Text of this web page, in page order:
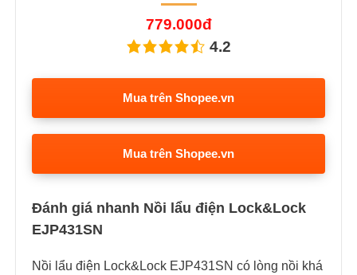
779.000đ
4.2
Mua trên Shopee.vn
Mua trên Shopee.vn
Đánh giá nhanh Nồi lẩu điện Lock&Lock
EJP431SN
Nồi lẩu điện Lock&Lock EJP431SN có lòng nồi khá